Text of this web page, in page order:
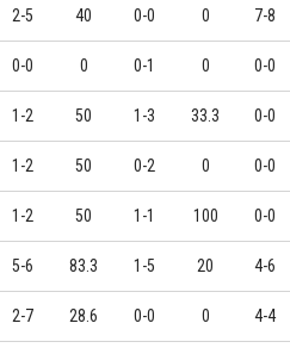
2-5 40 0-0 0 7-8
0-0 0 0-1 0 0-0
1-2 50 1-3 33.3 0-0
1-2 50 0-2 0 0-0
1-2 50 1-1 100 0-0
5-6 83.3 1-5 20 4-6
2-7 28.6 0-0 0 4-4